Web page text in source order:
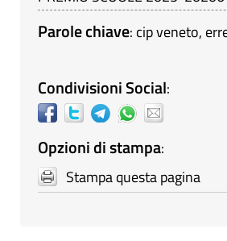
Parole chiave: cip veneto,
Condivisioni Social:
Opzioni di stampa:
Stampa questa pagina